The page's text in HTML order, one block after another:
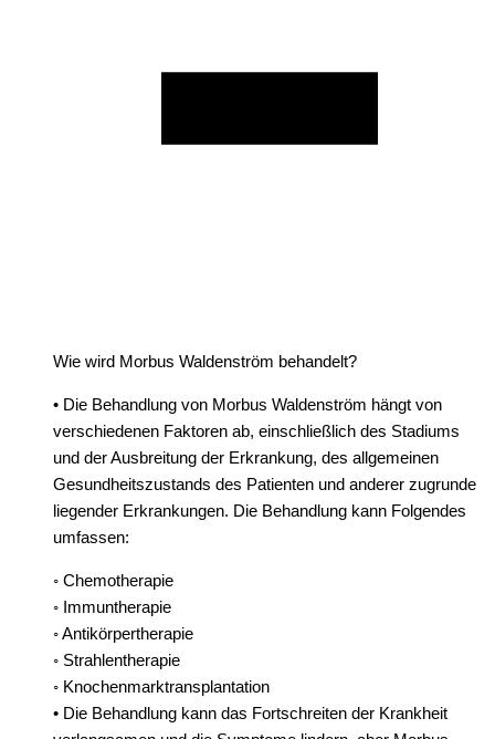
Wie wird Morbus Waldenström behandelt?
• Die Behandlung von Morbus Waldenström hängt von
verschiedenen Faktoren ab, einschließlich des Stadiums
und der Ausbreitung der Erkrankung, des allgemeinen
Gesundheitszustands des Patienten und anderer zugrunde
liegender Erkrankungen. Die Behandlung kann Folgendes
umfassen:
◦ Chemotherapie
◦ Immuntherapie
◦ Antikörpertherapie
◦ Strahlentherapie
◦ Knochenmarktransplantation
• Die Behandlung kann das Fortschreiten der Krankheit